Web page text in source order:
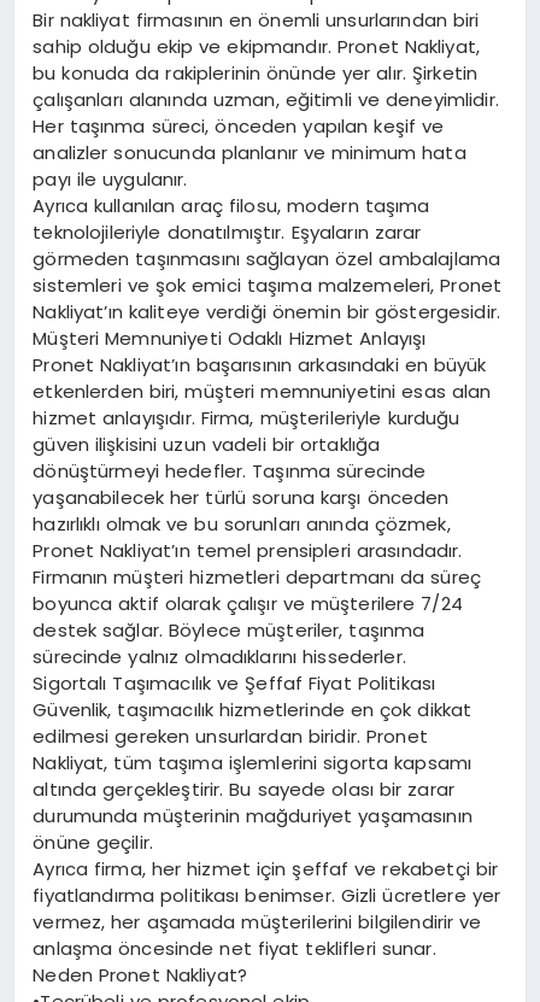
Bir nakliyat firmasının en önemli unsurlarından biri
sahip olduğu ekip ve ekipmandır. Pronet Nakliyat,
bu konuda da rakiplerinin önünde yer alır. Şirketin
çalışanları alanında uzman, eğitimli ve deneyimlidir.
Her taşınma süreci, önceden yapılan keşif ve
analizler sonucunda planlanır ve minimum hata
payı ile uygulanır.
Ayrıca kullanılan araç filosu, modern taşıma
teknolojileriyle donatılmıştır. Eşyaların zarar
görmeden taşınmasını sağlayan özel ambalajlama
sistemleri ve şok emici taşıma malzemeleri, Pronet
Nakliyat’ın kaliteye verdiği önemin bir göstergesidir.
Müşteri Memnuniyeti Odaklı Hizmet Anlayışı
Pronet Nakliyat’ın başarısının arkasındaki en büyük
etkenlerden biri, müşteri memnuniyetini esas alan
hizmet anlayışıdır. Firma, müşterileriyle kurduğu
güven ilişkisini uzun vadeli bir ortaklığa
dönüştürmeyi hedefler. Taşınma sürecinde
yaşanabilecek her türlü soruna karşı önceden
hazırlıklı olmak ve bu sorunları anında çözmek,
Pronet Nakliyat’ın temel prensipleri arasındadır.
Firmanın müşteri hizmetleri departmanı da süreç
boyunca aktif olarak çalışır ve müşterilere 7/24
destek sağlar. Böylece müşteriler, taşınma
sürecinde yalnız olmadıklarını hissederler.
Sigortalı Taşımacılık ve Şeffaf Fiyat Politikası
Güvenlik, taşımacılık hizmetlerinde en çok dikkat
edilmesi gereken unsurlardan biridir. Pronet
Nakliyat, tüm taşıma işlemlerini sigorta kapsamı
altında gerçekleştirir. Bu sayede olası bir zarar
durumunda müşterinin mağduriyet yaşamasının
önüne geçilir.
Ayrıca firma, her hizmet için şeffaf ve rekabetçi bir
fiyatlandırma politikası benimser. Gizli ücretlere yer
vermez, her aşamada müşterilerini bilgilendirir ve
anlaşma öncesinde net fiyat teklifleri sunar.
Neden Pronet Nakliyat?